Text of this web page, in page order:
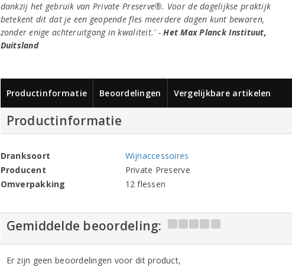
dankzij het gebruik van Private Preserve®. Voor de dagelijkse praktijk
betekent dit dat je een geopende fles meerdere dagen kunt bewaren,
zonder enige achteruitgang in kwaliteit.' -Het Max Planck Instituut,
Duitsland
Productinformatie Beoordelingen Vergelijkbare artikelen
Productinformatie
Dranksoort
Wijnaccessoires
Producent
Private Preserve
Omverpakking
12 flessen
Gemiddelde beoordeling:
Er zijn geen beoordelingen voor dit product,